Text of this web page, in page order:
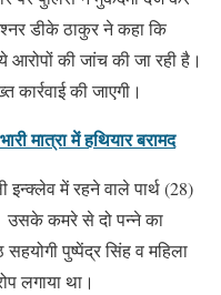
डीके ठाकुर ने कहा कि
आरोपों की जांच की जा रही है।
की जाएगी।
मात्रा में हथियार बरामद
इन्क्लेव में रहने वाले पार्थ (28)
उसके कमरे से दो पन्ने का
पुष्पेंद्र सिंह व महिला
लगाया था।